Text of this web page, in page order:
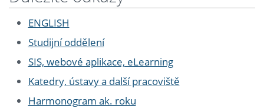
ENGLISH
Studijní oddělení
SIS, webové aplikace, eLearning
Katedry, ústavy a další pracoviště
Harmonogram ak. roku